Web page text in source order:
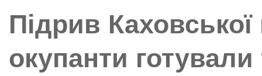
k
Підрив Каховської
окупанти готували